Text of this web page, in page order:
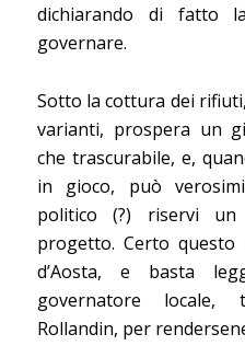
dichiarando di fatto
governare.
Sotto la cottura dei
varianti, prospera un
che trascurabile, e,
in gioco, può
politico (?) riservi
progetto. Certo
d’Aosta, e basta
governatore locale,
Rollandin, per